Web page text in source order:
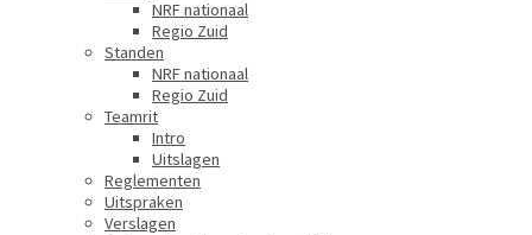
NRF nationaal
Regio Zuid
Standen
NRF nationaal
Regio Zuid
Teamrit
Intro
Uitslagen
Reglementen
Uitspraken
Verslagen